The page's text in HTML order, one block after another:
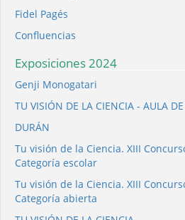
Fidel Pagés
Confluencias
Exposiciones 2024
Genji Monogatari
TU VISIÓN DE LA CIENCIA - AULA
DURÁN
Tu visión de la Ciencia. XIII
Categoría escolar
Tu visión de la Ciencia. XIII
Categoría abierta